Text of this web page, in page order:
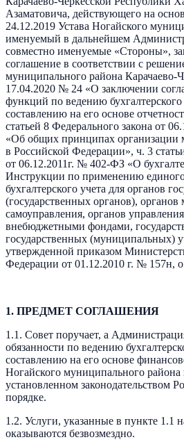
Азаматовича, действующего на
24.12.2019 Устава Ногайского
именуемый в дальнейшем
совместно именуемые «Стороны»,
соглашение в соответствии с
муниципального района Карачаево-
17.04.2020 № 24 «О заключении
функций по ведению
составлению на его основе
статьей 8 Федерального закона от
«Об общих принципах организации
в Российской Федерации», ч. 3
от 06.12.2011г. № 402-ФЗ «О
Инструкции по применению единого
бухгалтерского учета для органов
(государственных органов), органов
самоуправления, органов
внебюджетными фондами,
государственных (муниципальных)
утвержденной приказом
Федерации от 01.12.2010 г. № 157н,
1. ПРЕДМЕТ СОГЛАШЕНИЯ
1.1. Совет поручает, а
обязанности по ведению
составлению на его основе
Ногайского муниципального
установленном законодательством
порядке.
1.2. Услуги, указанные в пункте 1.1
оказываются безвозмездно.